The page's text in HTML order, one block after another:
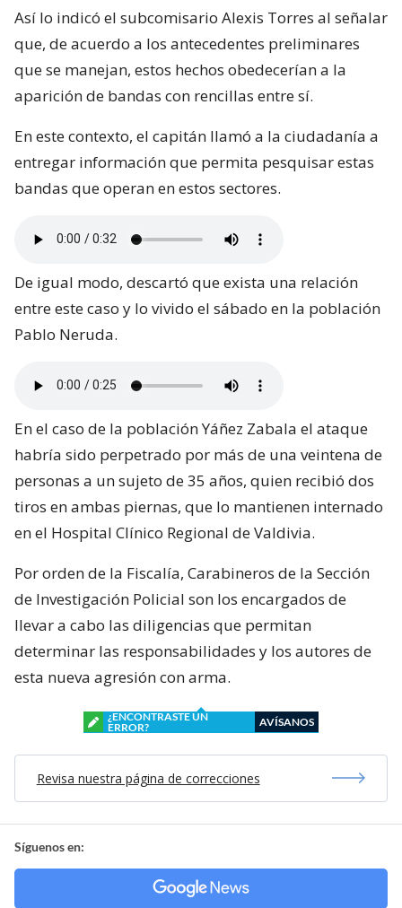
Así lo indicó el subcomisario Alexis Torres al señalar
que, de acuerdo a los antecedentes preliminares
que se manejan, estos hechos obedecerían a la
aparición de bandas con rencillas entre sí.
En este contexto, el capitán llamó a la ciudadanía a
entregar información que permita pesquisar estas
bandas que operan en estos sectores.
De igual modo, descartó que exista una relación
entre este caso y lo vivido el sábado en la población
Pablo Neruda.
En el caso de la población Yáñez Zabala el ataque
habría sido perpetrado por más de una veintena de
personas a un sujeto de 35 años, quien recibió dos
tiros en ambas piernas, que lo mantienen internado
en el Hospital Clínico Regional de Valdivia.
Por orden de la Fiscalía, Carabineros de la Sección
de Investigación Policial son los encargados de
llevar a cabo las diligencias que permitan
determinar las responsabilidades y los autores de
esta nueva agresión con arma.
¿ENCONTRASTE UN
ERROR?
AVÍSANOS
Revisa nuestra página de correcciones
Síguenos en: